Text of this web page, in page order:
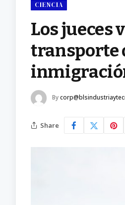
CIENCIA
Los jueces
transporte
By
Share